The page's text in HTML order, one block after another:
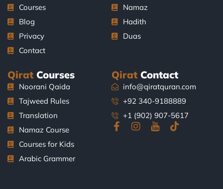
Courses
Blog
Privacy
Contact
Namaz
Hadith
Duas
Qirat Courses
Noorani Qaida
Tajweed Rules
Translation
Namaz Course
Courses for Kids
Arabic Grammer
Qirat Contact
info@qiratquran.com
+92 340-9188889
+1 (902) 907-5617
F
I
J
T